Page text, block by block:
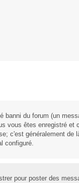
banni du forum (un
vous êtes enregistré et
c'est généralement de
configuré.
pour poster des